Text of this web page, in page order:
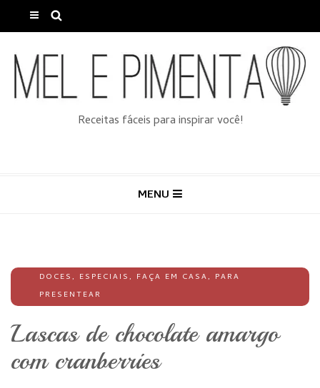
Receitas fáceis para inspirar você!
MENU
DOCES, ESPECIAIS, FAÇA EM CASA, PARA
PRESENTEAR
Lascas de chocolate amargo
com cranberries